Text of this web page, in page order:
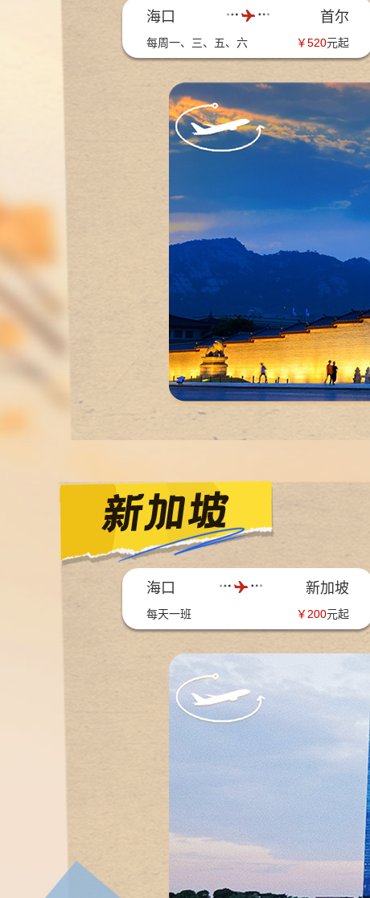
海口 首尔
每周一、三、五、六 ￥520元起
海口 新加坡
每天一班 ￥ 200元起